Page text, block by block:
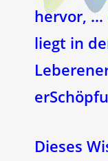
hervor, …
liegt in
Dieses